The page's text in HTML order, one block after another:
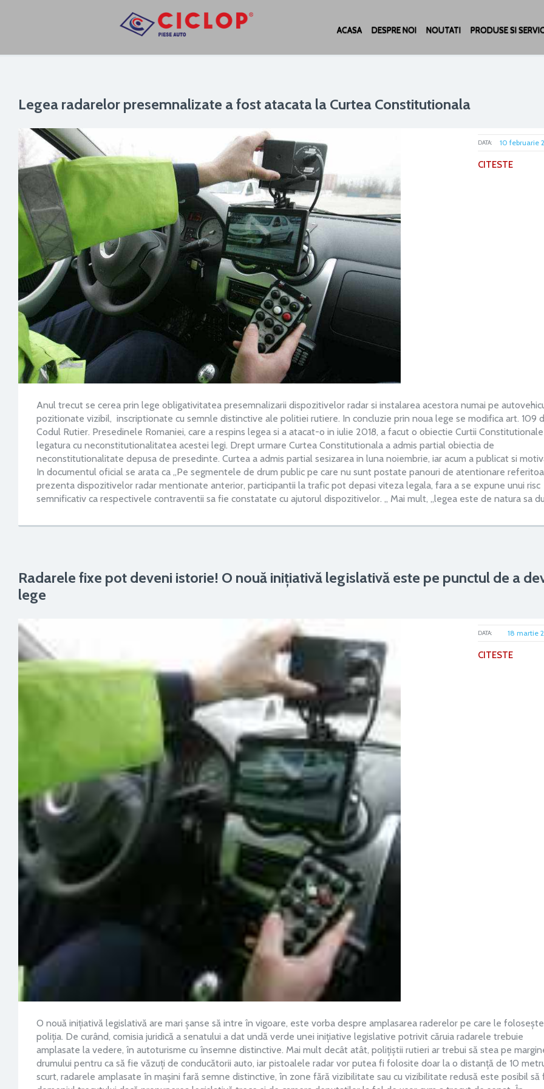
ACASA DESPRE NOI NOUTATI PRODUSE SI
Legea radarelor presemnalizate a fost atacata la Curtea Constitutionala
DATA: 10 februarie
CITESTE
Anul trecut se cerea prin lege obligativitatea presemnalizarii dispozitivelor radar si instalarea acestora numai pe
pozitionate vizibil, inscriptionate cu semnle distinctive ale politiei rutiere. In concluzie prin noua lege se modifica art. 109
Codul Rutier. Presedinele Romaniei, care a respins legea si a atacat-o in iulie 2018, a facut o obiectie Curtii
legatura cu neconstitutionalitatea acestei legi. Drept urmare Curtea Constitutionala a admis partial obiectia de
neconstitutionalitate depusa de presedinte. Curtea a admis partial sesizarea in luna noiembrie, iar acum a publicat si
In documentul oficial se arata ca „Pe segmentele de drum public pe care nu sunt postate panouri de atentionare
prezenta dispozitivelor radar mentionate anterior, participantii la trafic pot depasi viteza legala, fara a se expune unui risc
semnificativ ca respectivele contraventii sa fie constatate cu ajutorul dispozitivelor. „ Mai mult, „legea este de natura sa
Radarele fixe pot deveni istorie! O nouă inițiativă legislativă este pe punctul de a
lege
DATA: 18 martie
CITESTE
O nouă inițiativă legislativă are mari șanse să intre în vigoare, este vorba despre amplasarea raderelor pe care le folosește
poliția. De curând, comisia juridică a senatului a dat undă verde unei inițiative legislative potrivit căruia radarele trebuie
amplasate la vedere, în autoturisme cu însemne distinctive. Mai mult decât atât, polițiștii rutieri ar trebui să stea pe
drumului pentru ca să fie văzuți de conducătorii auto, iar pistoalele radar vor putea fi folosite doar la o distanță de 10
scurt, radarele amplasate în mașini fară semne distinctive, în zone fără vizibilitate sau cu vizibilitate redusă este posibil să